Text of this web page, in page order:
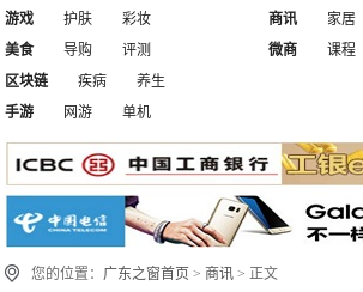
游戏
护肤
彩妆
美食
导购 评测
商讯 家居
微商
课程
区块链
疾病
养生
手游
网游 单机
您的位置： 广东之窗首页 > 商讯 > 正文